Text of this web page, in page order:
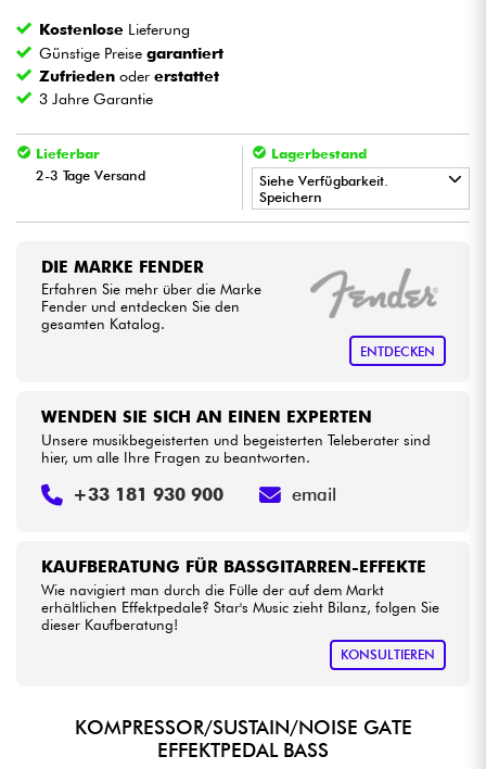
Blasinstrumente
Kinder
HiFi
Sehen Sie sich unsere Marken an
Kostenlose Lieferung
Günstige Preisegarantiert
Zufrieden odererstattet
3 Jahre Garantie
Lieferbar
2-3 Tage Versand
Lagerbestand
Siehe Verfügbarkeit.
Speichern
• Star Music PARIS
DIE MARKE FENDER
Erfahren Sie mehr über die Marke
Fender und entdecken Sie den
gesamten Katalog.
ENTDECKEN
KAUFBERATUNG FÜR BASSGITARREN-EFFEKTE
Wie navigiert man durch die Fülle der auf dem Markt
erhältlichen Effektpedale? Star's Music zieht Bilanz, folgen Sie
dieser Kaufberatung!
KONSULTIEREN
WENDEN SIE SICH AN EINEN EXPERTEN
Unsere musikbegeisterten und begeisterten Teleberater sind
hier, um alle Ihre Fragen zu beantworten.
+33 181 930 900 email
KOMPRESSOR/SUSTAIN/NOISE GATE
EFFEKTPEDAL BASS